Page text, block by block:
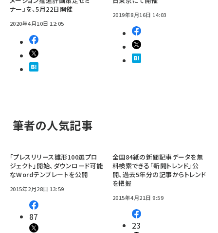
ナー』を、5月22日開催
2020年4月10日 12:05
2019年8月16日 14:03
筆者の人気記事
「プレスリリース雛形100選プロ
ジェクト」開始、ダウンロード可能
なWordテンプレートを公開
2015年2月28日 13:59
87
全国84紙の新聞記事データを無
料検索できる「新聞トレンド」公
開、過去5年分の記事からトレンド
を把握
2015年4月21日 9:59
23